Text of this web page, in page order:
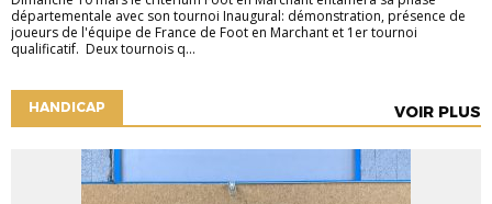
départementale avec son tournoi Inaugural: démonstration, présence de
joueurs de l'équipe de France de Foot en Marchant et 1er tournoi
qualificatif. Deux tournois q...
HANDICAP VOIR PLUS